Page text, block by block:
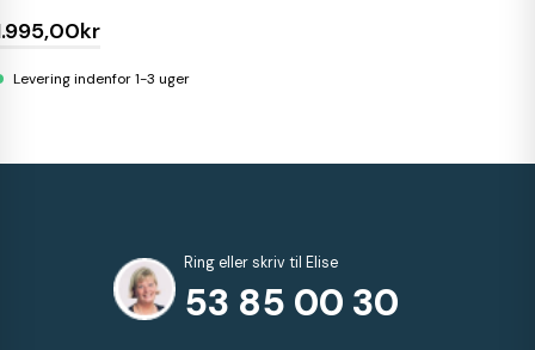
Levering indenfor 1-3 uger
Ring eller skriv til Elise
53 85 00 30